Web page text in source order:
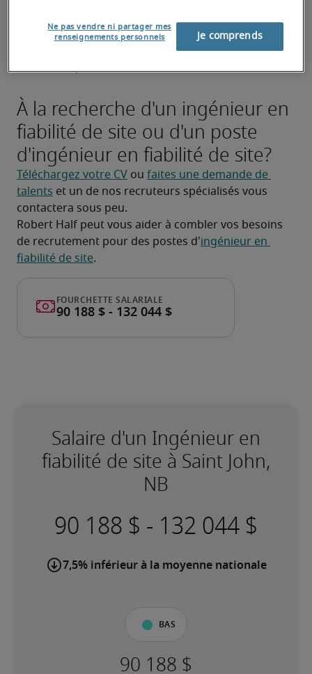
Améliorer en permanence la fiabilité et
l'évolutivité de l'infrastructure informatique de
À la recherche d'un ingénieur en
fiabilité de site ou d'un poste
d'ingénieur en fiabilité de site?
Téléchargez votre CV ou faites une demande de
talents et un de nos recruteurs spécialisés vous
contactera sous peu.
Robert Half peut vous aider à combler vos besoins
de recrutement pour des postes d'ingénieur en
fiabilité de site.
Salaire d'un Ingénieur en
fiabilité de site à Saint John,
NB
-
7,5% inférieur à la moyenne nationale
Bas
Ne pas vendre ni partager mes
renseignements personnels
Je comprends